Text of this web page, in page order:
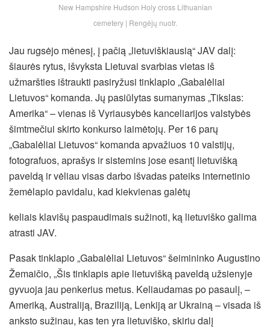
New Hampshire Hudson Holy cross Lithuanian
cemetery | Rengėjų nuotr.
Jau rugsėjo mėnesį, į pačią „lietuviškiausią“ JAV dalį:
šiaurės rytus, išvyksta Lietuvai svarbias vietas iš
užmaršties ištraukti pasiryžusi tinklapio „Gabalėliai
Lietuvos“ komanda. Jų pasiūlytas sumanymas „Tikslas:
Amerika“ – vienas iš Vyriausybės kanceliarijos valstybės
šimtmečiui skirto konkurso laimėtojų. Per 16 parų
„Gabalėliai Lietuvos“ komanda apvažiuos 10 valstijų,
fotografuos, aprašys ir sistemins jose esantį lietuvišką
paveldą ir vėliau visas darbo išvadas pateiks internetinio
žemėlapio pavidalu, kad kiekvienas galėtų
keliais klavišų paspaudimais sužinoti, ką lietuviško galima
atrasti JAV.
Pasak tinklapio „Gabalėliai Lietuvos“ šeimininko Augustino
Žemaičio, „Šis tinklapis apie lietuvišką paveldą užsienyje
gyvuoja jau penkerius metus. Keliaudamas po pasaulį, –
Ameriką, Australiją, Braziliją, Lenkiją ar Ukrainą – visada iš
anksto sužinau, kas ten yra lietuviško, skiriu dalį